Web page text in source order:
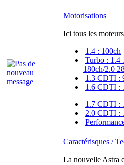
Motorisations
Ici tous les
1.4 : 100ch
Turbo : 1.4
180ch/2.0
1.3 CDTI :
1.6 CDTI :
1.7 CDTI :
2.0 CDTI :
Caractérisques /
La nouvelle Astra